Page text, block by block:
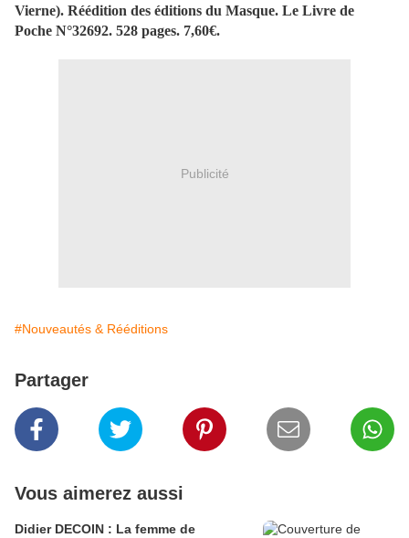
Vierne). Réédition des éditions du Masque. Le Livre de
Poche N°32692. 528 pages. 7,60€.
Publicité
#Nouveautés & Rééditions
Partager
Vous aimerez aussi
Didier DECOIN : La femme de